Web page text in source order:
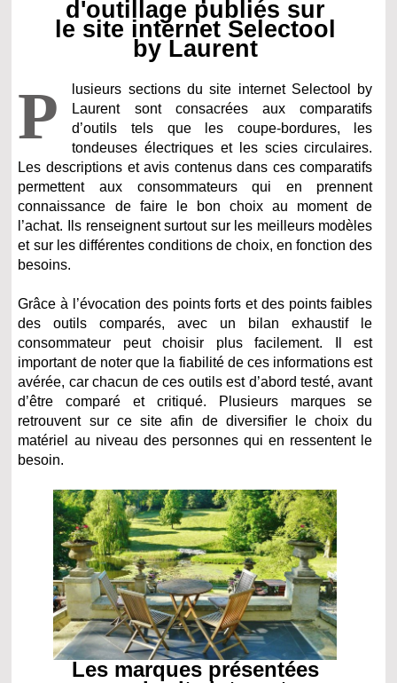
d'outillage publiés sur
le site internet Selectool
by Laurent
P
lusieurs sections du site internet Selectool by
Laurent sont consacrées aux comparatifs
d’outils tels que les coupe-bordures, les
tondeuses électriques et les scies circulaires.
Les descriptions et avis contenus dans ces comparatifs
permettent aux consommateurs qui en prennent
connaissance de faire le bon choix au moment de
l’achat. Ils renseignent surtout sur les meilleurs modèles
et sur les différentes conditions de choix, en fonction des
besoins.
Grâce à l’évocation des points forts et des points faibles
des outils comparés, avec un bilan exhaustif le
consommateur peut choisir plus facilement. Il est
important de noter que la fiabilité de ces informations est
avérée, car chacun de ces outils est d’abord testé, avant
d’être comparé et critiqué. Plusieurs marques se
retrouvent sur ce site afin de diversifier le choix du
matériel au niveau des personnes qui en ressentent le
besoin.
Les marques présentées